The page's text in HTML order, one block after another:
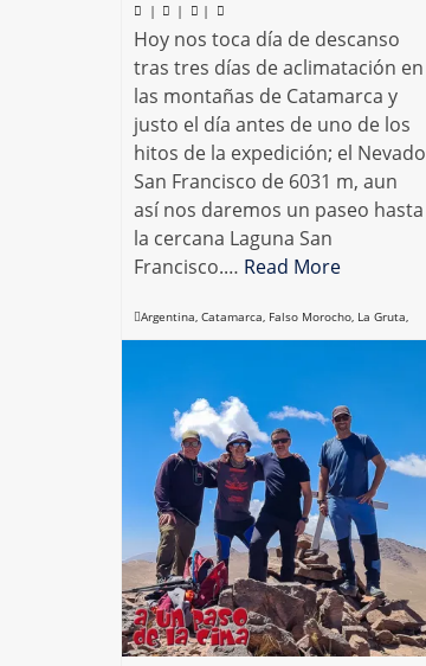
| | |
Hoy nos toca día de descanso
tras tres días de aclimatación en
las montañas de Catamarca y
justo el día antes de uno de los
hitos de la expedición; el Nevado
San Francisco de 6031 m, aun
así nos daremos un paseo hasta
la cercana Laguna San
Francisco.… Read More
Argentina, Catamarca, Falso Morocho, La Gruta,